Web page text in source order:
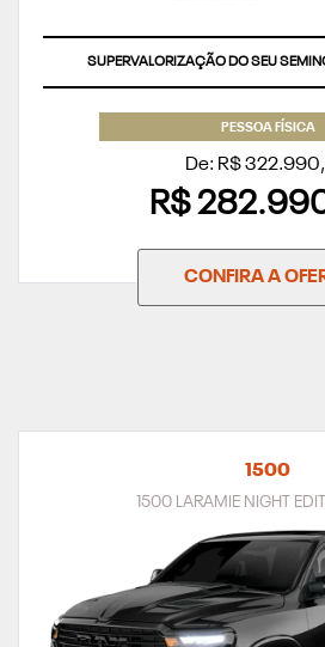
SUPERVALORIZAÇÃO DO SEU
PESSOA FÍSICA
De: R$
R$
CONFIRA A
1500
1500 LARAMIE NIGHT